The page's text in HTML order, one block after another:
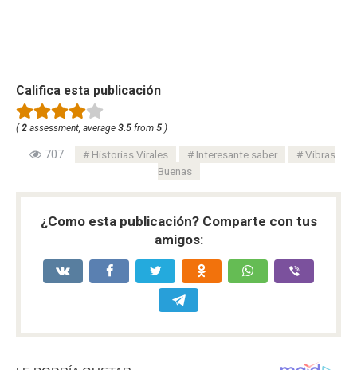
Califica esta publicación
(2 assessment, average 3.5 from 5 )
707 Historias Virales Interesante saber
Vibras
Buenas
¿Como esta publicación? Comparte con tus
amigos: